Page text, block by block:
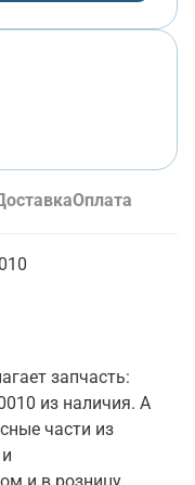
Оплата
запчасть:
из наличия. А
части из